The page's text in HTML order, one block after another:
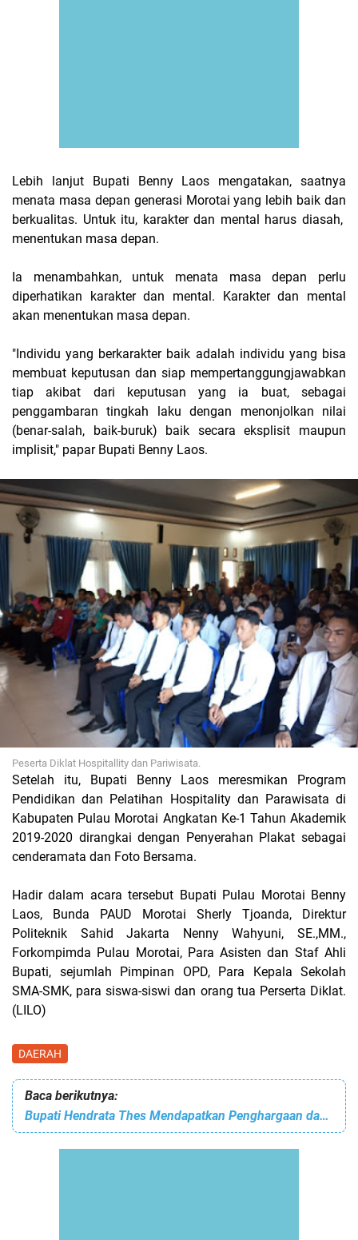
Lebih lanjut Bupati Benny Laos mengatakan, saatnya
menata masa depan generasi Morotai yang lebih baik dan
berkualitas. Untuk itu, karakter dan mental harus diasah,
menentukan masa depan.
Ia menambahkan, untuk menata masa depan perlu
diperhatikan karakter dan mental. Karakter dan mental
akan menentukan masa depan.
"Individu yang berkarakter baik adalah individu yang bisa
membuat keputusan dan siap mempertanggungjawabkan
tiap akibat dari keputusan yang ia buat, sebagai
penggambaran tingkah laku dengan menonjolkan nilai
(benar-salah, baik-buruk) baik secara eksplisit maupun
implisit," papar Bupati Benny Laos.
Peserta Diklat Hospitallity dan Pariwisata.
Setelah itu, Bupati Benny Laos meresmikan Program
Pendidikan dan Pelatihan Hospitality dan Parawisata di
Kabupaten Pulau Morotai Angkatan Ke-1 Tahun Akademik
2019-2020 dirangkai dengan Penyerahan Plakat sebagai
cenderamata dan Foto Bersama.
Hadir dalam acara tersebut Bupati Pulau Morotai Benny
Laos, Bunda PAUD Morotai Sherly Tjoanda, Direktur
Politeknik Sahid Jakarta Nenny Wahyuni, SE.,MM.,
Forkompimda Pulau Morotai, Para Asisten dan Staf Ahli
Bupati, sejumlah Pimpinan OPD, Para Kepala Sekolah
SMA-SMK, para siswa-siswi dan orang tua Perserta Diklat.
(LILO)
DAERAH
Baca berikutnya:
Bupati Hendrata Thes Mendapatkan Penghargaan dari BPH Migas